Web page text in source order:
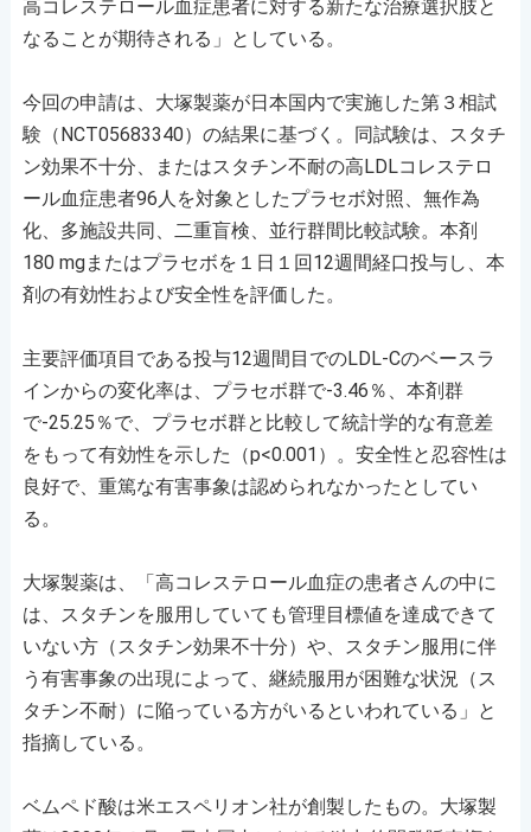
高コレステロール血症患者に対する新たな治療選択肢と
なることが期待される」としている。
今回の申請は、大塚製薬が日本国内で実施した第３相試
験（NCT05683340）の結果に基づく。同試験は、スタチ
ン効果不十分、またはスタチン不耐の高LDLコレステロ
ール血症患者96人を対象としたプラセボ対照、無作為
化、多施設共同、二重盲検、並行群間比較試験。本剤
180 mgまたはプラセボを１日１回12週間経口投与し、本
剤の有効性および安全性を評価した。
主要評価項目である投与12週間目でのLDL-Cのベースラ
インからの変化率は、プラセボ群で-3.46％、本剤群
で-25.25％で、プラセボ群と比較して統計学的な有意差
をもって有効性を示した（p<0.001）。安全性と忍容性は
良好で、重篤な有害事象は認められなかったとしてい
る。
大塚製薬は、「高コレステロール血症の患者さんの中に
は、スタチンを服用していても管理目標値を達成できて
いない方（スタチン効果不十分）や、スタチン服用に伴
う有害事象の出現によって、継続服用が困難な状況（ス
タチン不耐）に陥っている方がいるといわれている」と
指摘している。
ベムペド酸は米エスペリオン社が創製したもの。大塚製